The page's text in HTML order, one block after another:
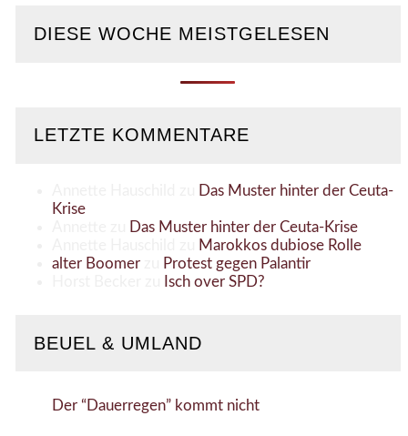
DIESE WOCHE MEISTGELESEN
LETZTE KOMMENTARE
Das Muster hinter der Ceuta-
Krise
Das Muster hinter der Ceuta-Krise
Marokkos dubiose Rolle
alter Boomerzu
Protest gegen Palantir
Isch over SPD?
BEUEL & UMLAND
Der “Dauerregen” kommt nicht